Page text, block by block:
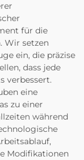
für die
Wir setzen
ein, die präzise
dass jede
verbessert.
eine
zu einer
während
Modifikationen